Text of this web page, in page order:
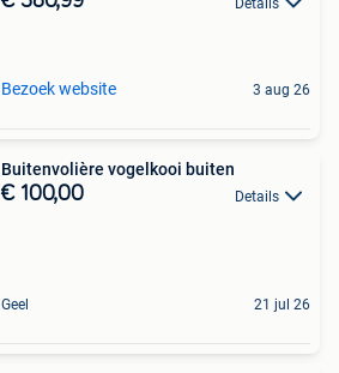
Bezoek website 3 aug 26
Buitenvolière vogelkooi buiten
€ 100,00 Details
Geel 21 jul 26